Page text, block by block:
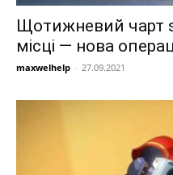
Щотижневий чарт
місці — нова
maxwelhelp - 27.09.2021